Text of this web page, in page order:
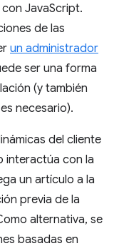
JavaScript.
de las
un administrador
ser una forma
(y también
necesario).
del cliente
interactúa con la
un artículo a la
previa de la
alternativa, se
basadas en